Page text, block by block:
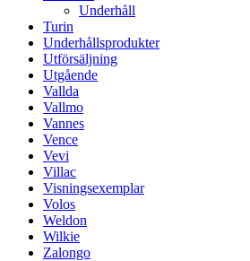
Underhåll
Turin
Underhållsprodukter
Utförsäljning
Utgående
Vallda
Vallmo
Vannes
Vence
Vevi
Villac
Visningsexemplar
Volos
Weldon
Wilkie
Zalongo